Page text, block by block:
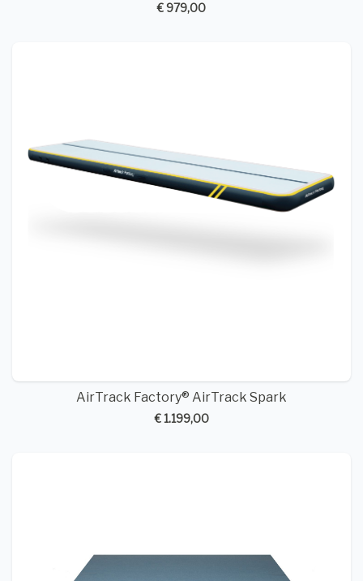
€ 979,00
AirTrack Factory® AirTrack Spark
€ 1.199,00